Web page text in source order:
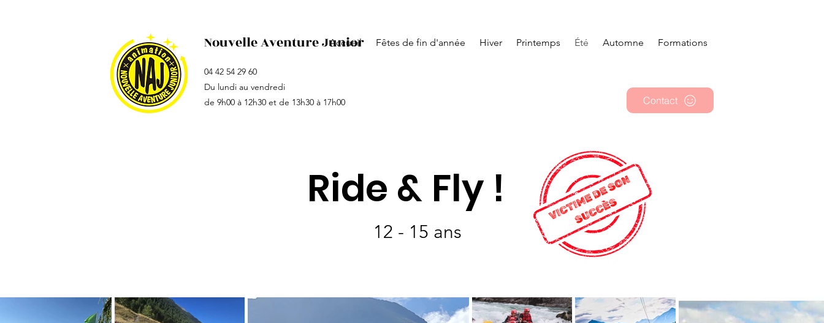
Nouvelle Aventure Junior
04 42 54 29 60
Du lundi au vendredi
de 9h00 à 12h30 et de 13h30 à 17h00
Accueil Fêtes de fin d'année Hiver Printemps Été Automne Formations
Contact
Ride & Fly !
12 - 15 ans